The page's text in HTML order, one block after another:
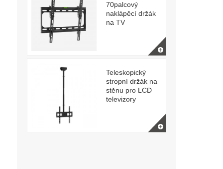
70palcový
naklápěcí držák
na TV
Teleskopický
stropní držák na
stěnu pro LCD
televizory